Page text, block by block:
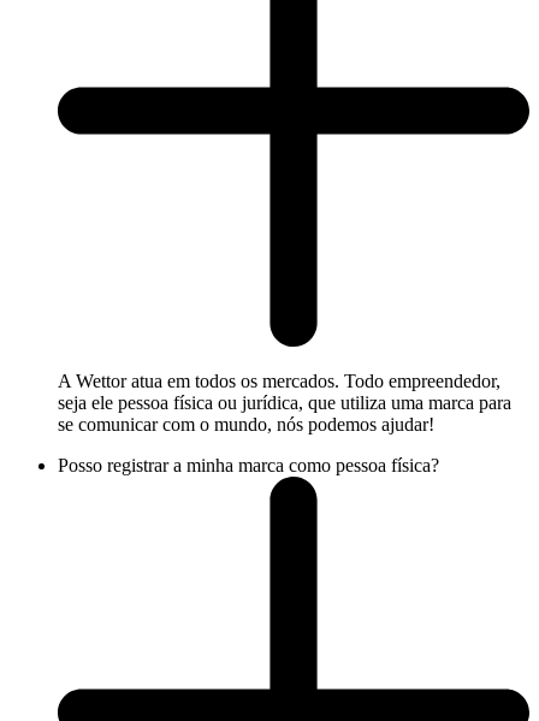
A Wettor atua em todos os mercados. Todo empreendedor,
seja ele pessoa física ou jurídica, que utiliza uma marca para
se comunicar com o mundo, nós podemos ajudar!
Posso registrar a minha marca como pessoa física?